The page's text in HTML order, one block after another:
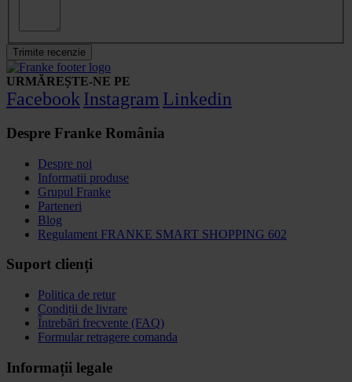
Trimite recenzie
URMĂREȘTE-NE PE
FacebookInstagram Linkedin
Despre Franke România
Despre noi
Informatii produse
Grupul Franke
Parteneri
Blog
Regulament FRANKE SMART SHOPPING 602
Suport clienți
Politica de retur
Condiții de livrare
Întrebări frecvente (FAQ)
Formular retragere comanda
Informații legale